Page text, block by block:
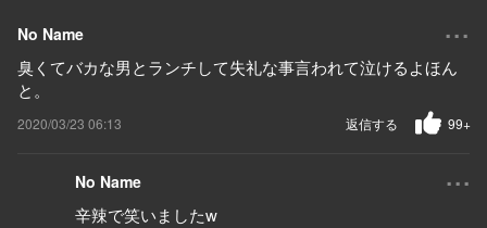
No Name ...
臭くてバカな男とランチして失礼な事言われて泣けるよほん
と。
2020/03/23 06:13 99+
返信する
No Name ...
辛辣で笑いましたw